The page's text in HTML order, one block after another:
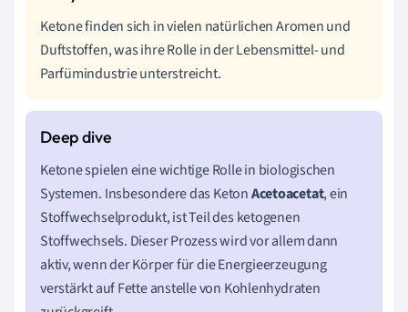
Ketone finden sich in vielen natürlichen Aromen und
Duftstoffen, was ihre Rolle in der Lebensmittel- und
Parfümindustrie unterstreicht.
Ketone spielen eine wichtige Rolle in biologischen
Systemen. Insbesondere das KetonAcetoacetat, ein
Stoffwechselprodukt, ist Teil des ketogenen
Stoffwechsels. Dieser Prozess wird vor allem dann
aktiv, wenn der Körper für die Energieerzeugung
verstärkt auf Fette anstelle von Kohlenhydraten